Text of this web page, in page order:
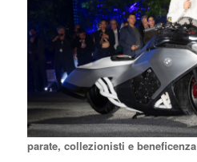
parate, collezionisti e beneficenza